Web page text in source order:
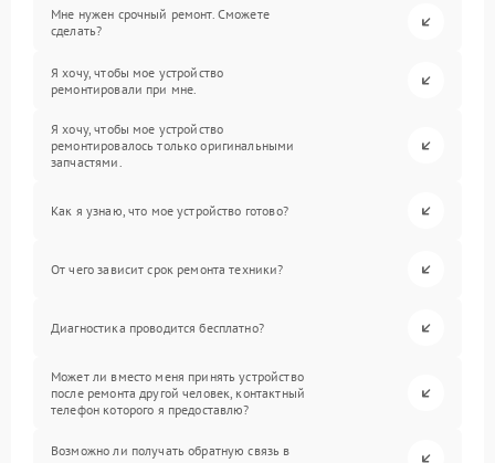
Мне нужен срочный ремонт. Сможете
сделать?
Я хочу, чтобы мое устройство
ремонтировали при мне.
Я хочу, чтобы мое устройство
ремонтировалось только оригинальными
запчастями.
Как я узнаю, что мое устройство готово?
От чего зависит срок ремонта техники?
Диагностика проводится бесплатно?
Может ли вместо меня принять устройство
после ремонта другой человек, контактный
телефон которого я предоставлю?
Возможно ли получать обратную связь в